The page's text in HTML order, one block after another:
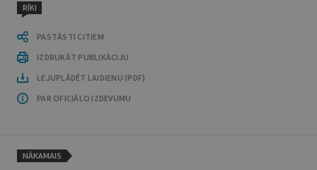
RĪKI
PASTĀSTI CITIEM
IZDRUKĀT PUBLIKĀCIJU
LEJUPLĀDĒT LAIDIENU (PDF)
PAR OFICIĀLO IZDEVUMU
NĀKAMAIS